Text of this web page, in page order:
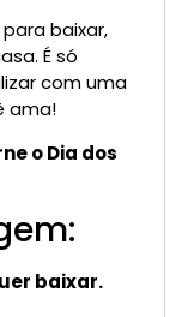
baixar,
É só
com uma
ama!
o Dia dos
baixar.